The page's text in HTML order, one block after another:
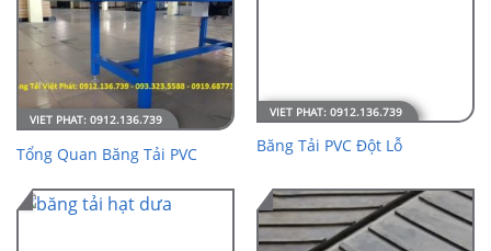
Tổng Quan Băng Tải PVC Băng Tải PVC Đột Lỗ